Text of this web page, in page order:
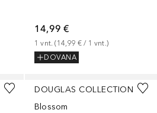
14,99 €
1 vnt. (14,99 € / 1 vnt.)
DOVANA
DOUGLAS COLLECTION
Blossom